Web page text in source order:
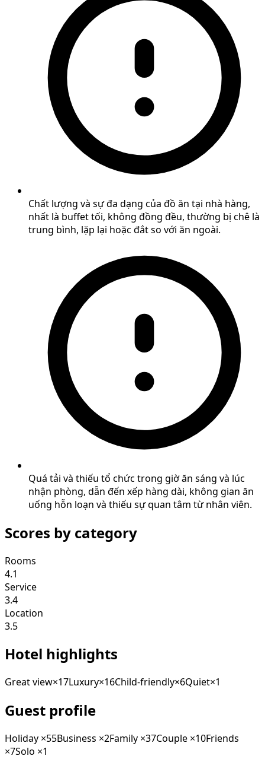
Chất lượng và sự đa dạng của đồ ăn tại nhà hàng,
nhất là buffet tối, không đồng đều, thường bị chê là
trung bình, lặp lại hoặc đắt so với ăn ngoài.
Quá tải và thiếu tổ chức trong giờ ăn sáng và lúc
nhận phòng, dẫn đến xếp hàng dài, không gian ăn
uống hỗn loạn và thiếu sự quan tâm từ nhân viên.
Scores by category
Rooms
4.1
Service
3.4
Location
3.5
Hotel highlights
Great view×17Luxury×16Child-friendly×6Quiet×1
Guest profile
Holiday ×55Business ×2Family ×37Couple ×10Friends
×7Solo ×1